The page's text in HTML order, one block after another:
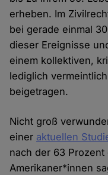
erheben. Im
bei gerade einmal
dieser Ereignisse
einem kollektiven,
lediglich
beigetragen.
Nicht groß
einer aktuellen
nach der 63
Amerikaner*innen